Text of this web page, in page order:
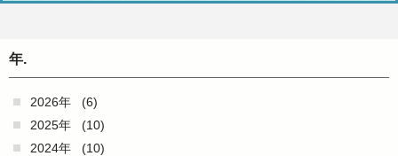
年.
2026年
(6)
2025年
(10)
2024年
(10)